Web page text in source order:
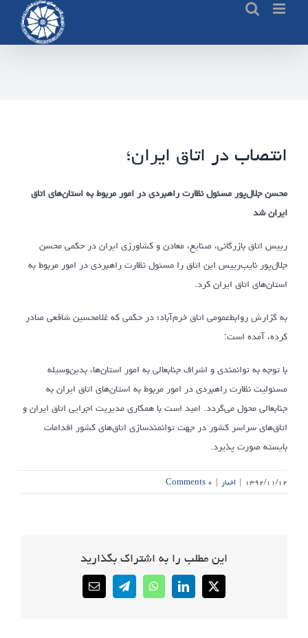
content
انتصاب در اتاق ایران؛
محسن جلال‌پور مسئول نظارت راهبردی در امور مربوط به استان‌های اتاق
ایران شد
رییس اتاق بازرگانی، صنایع، معادن و کشاورزی ایران در حکمی محسن
جلال‌پور نایب‌رییس این اتاق را مسئول نظارت راهبردی در امور مربوط به
استان‌های اتاق ایران کرد.
به گزارش روابط‌عمومی اتاق خرم‌آباد؛ در حکمی که غلامحسین شافعی صادر
کرده، آمده است:
با توجه به توانمندی و اشراف جنابعالی به امور استان‌ها، بدین‌وسیله
مسئولیت نظارت راهبردی در امور مربوط به استان‌های اتاق ایران به
جنابعالی محول می‌گردد. امید است با همکاری مدیریت اجرایی اتاق ایران و
اتاق‌های سراسر کشور در جهت توانمندسازی اتاق‌های کشور اقدامات
بایسته صورت پذیرد.
۱۳۹۲/۱۱/۱۲ | اخبار | ۰ Comments
این مطلب را به اشتراک بگذارید
X
LinkedIn
WhatsApp
Telegram
Email